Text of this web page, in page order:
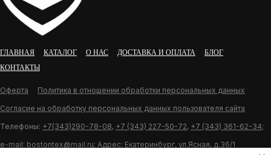
ГЛАВНАЯ КАТАЛОГ О НАС ДОСТАВКА И ОПЛАТА
БЛОГ
КОНТАКТЫ
Оферта
Политика в отношении обработки персональных данных
Согласие на обработку персональных данных пользователя сайта
Телефоны: +7(343)290-78-08, +7 (343) 227-50-72, +7 (343) 361-62-34;
e-mail: bostontex@mail.ru; Адрес: Екатеринбург, ул.Ясная, д.36/1